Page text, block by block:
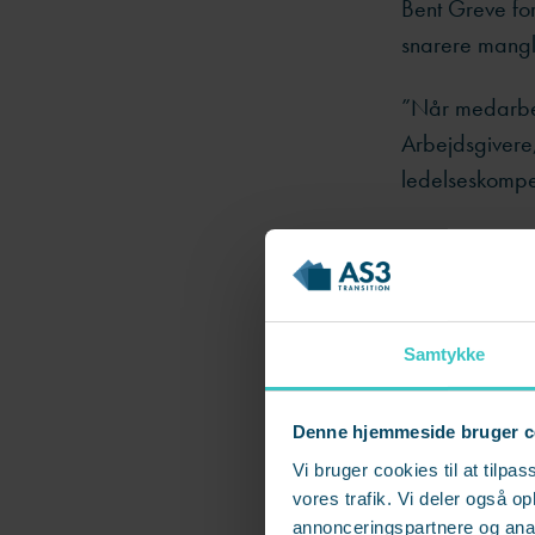
Samtykke
Denne hjemmeside bruger
Vi bruger cookies til at
vores trafik. Vi deler også
annonceringspartnere og
Bent Greve
snarere
”Når
I starten af
regeringen
ledelse og
Da aftalen
ledelse er